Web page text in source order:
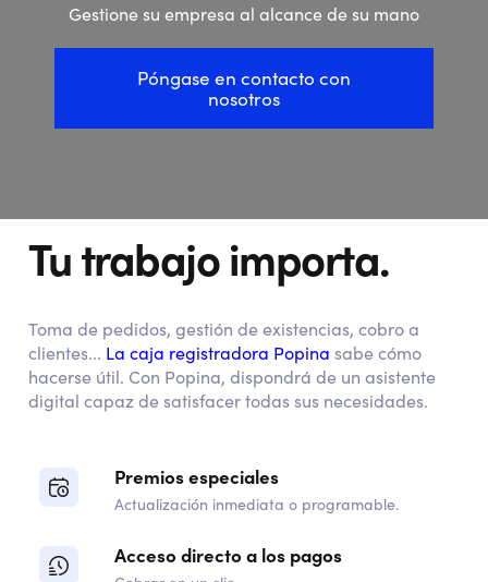
Gestione su empresa al alcance de su mano
Póngase en contacto con
nosotros
Tu trabajo importa.
Toma de pedidos, gestión de existencias, cobro a
clientes... La caja registradora Popina sabe cómo
hacerse útil. Con Popina, dispondrá de un asistente
digital capaz de satisfacer todas sus necesidades.
Premios especiales
Actualización inmediata o programable.
Acceso directo a los pagos